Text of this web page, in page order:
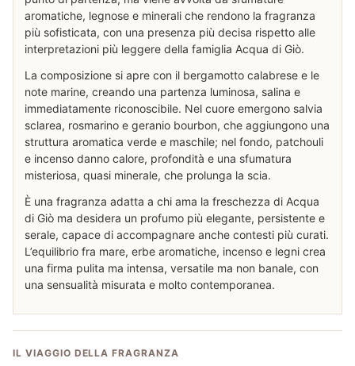
aromatiche, legnose e minerali che rendono la fragranza
più sofisticata, con una presenza più decisa rispetto alle
interpretazioni più leggere della famiglia Acqua di Giò.
La composizione si apre con il bergamotto calabrese e le
note marine, creando una partenza luminosa, salina e
immediatamente riconoscibile. Nel cuore emergono salvia
sclarea, rosmarino e geranio bourbon, che aggiungono una
struttura aromatica verde e maschile; nel fondo, patchouli
e incenso danno calore, profondità e una sfumatura
misteriosa, quasi minerale, che prolunga la scia.
È una fragranza adatta a chi ama la freschezza di Acqua
di Giò ma desidera un profumo più elegante, persistente e
serale, capace di accompagnare anche contesti più curati.
L’equilibrio fra mare, erbe aromatiche, incenso e legni crea
una firma pulita ma intensa, versatile ma non banale, con
una sensualità misurata e molto contemporanea.
IL VIAGGIO DELLA FRAGRANZA